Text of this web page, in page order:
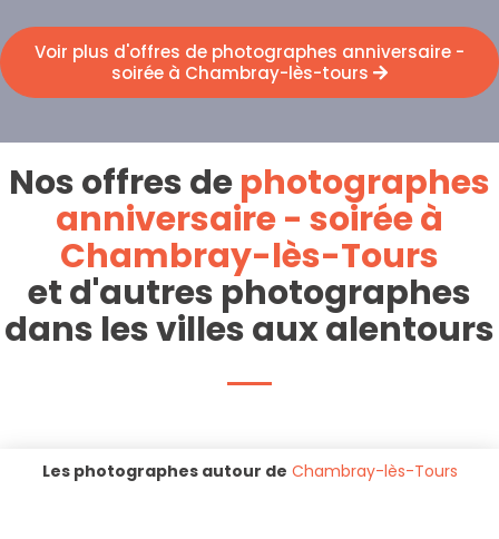
Voir plus d'offres de photographes anniversaire -
soirée à Chambray-lès-tours
Nos offres dephotographes
anniversaire - soirée à
Chambray-lès-Tours
et d'autres photographes
dans les villes aux alentours
Les photographes autour de Chambray-lès-Tours